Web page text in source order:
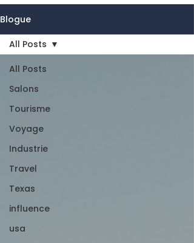
Blogue
All Posts
Salons
Tourisme
Voyage
Industrie
Travel
Texas
influence
usa
All Posts